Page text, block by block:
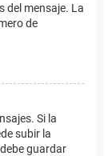
del mensaje. La
de
Si la
subir la
guardar